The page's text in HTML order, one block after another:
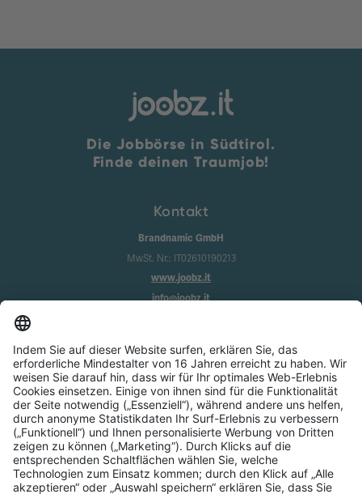
Die Jobbörse in Südtirol.
Finde deinen Traumjob!
Kontakt
Brandnamic GmbH
MwSt. Nr.: IT02610190213
www.joobz.it
info@joobz.it
Impressum
Datenschutz
AGB
Cookie-Einstellungen
Service
Über uns